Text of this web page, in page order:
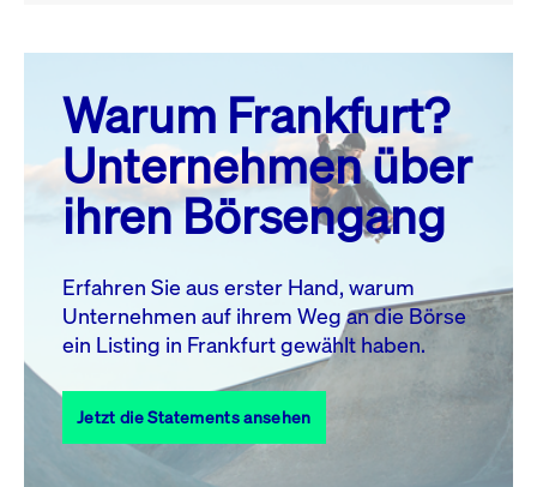
August 26
MO. DI. MI. DO. FR. SA. SO.
1
2
3
4 5 6 7 8
10 11 13 14
17
18 19 20 21 22
23
27 28
31
Warum Frankfurt?
Unternehmen über
ihren Börsengang
Erfahren Sie aus erster Hand, warum
Unternehmen auf ihrem Weg an die Börse
ein Listing in Frankfurt gewählt haben.
Jetzt die Statements ansehen